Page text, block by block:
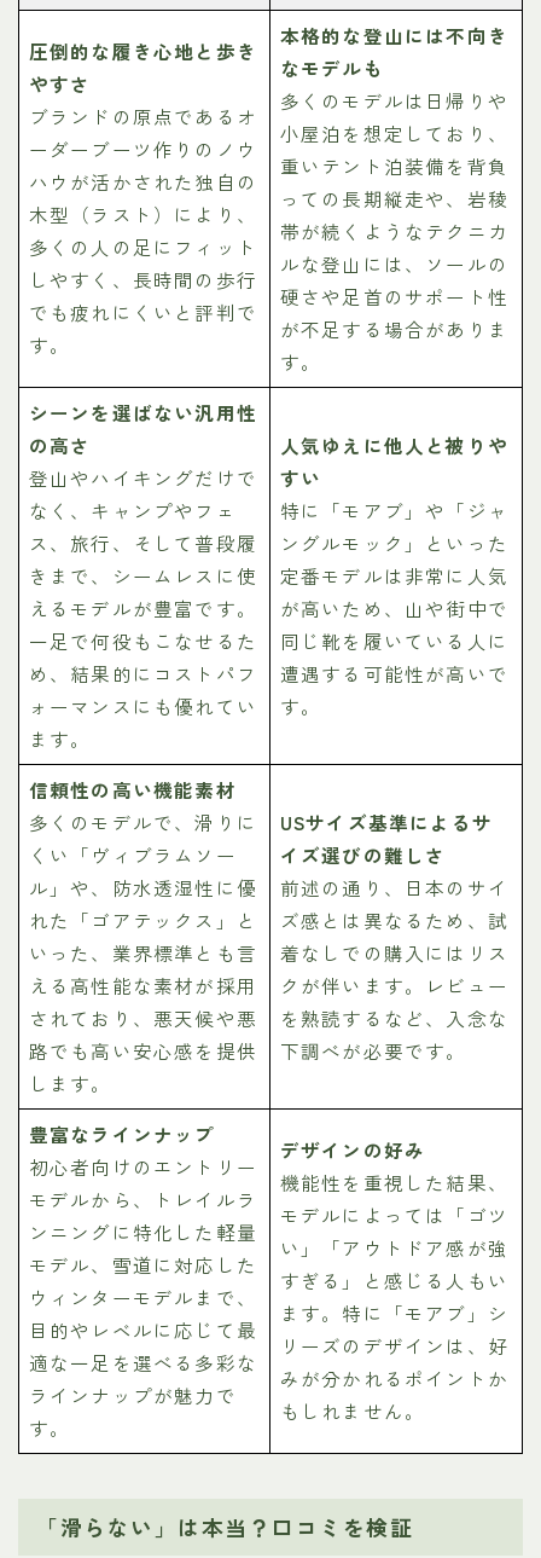
圧倒的な履き心地と歩き
やすさ
ブランドの原点であるオ
ーダーブーツ作りのノウ
ハウが活かされた独自の
木型（ラスト）により、
多くの人の足にフィット
しやすく、長時間の歩行
でも疲れにくいと評判で
す。
本格的な登山には不向き
なモデルも
多くのモデルは日帰りや
小屋泊を想定しており、
重いテント泊装備を背負
っての長期縦走や、岩稜
帯が続くようなテクニカ
ルな登山には、ソールの
硬さや足首のサポート性
が不足する場合がありま
す。
シーンを選ばない汎用性
の高さ
登山やハイキングだけで
なく、キャンプやフェ
ス、旅行、そして普段履
きまで、シームレスに使
えるモデルが豊富です。
一足で何役もこなせるた
め、結果的にコストパフ
ォーマンスにも優れてい
ます。
人気ゆえに他人と被りや
すい
特に「モアブ」や「ジャ
ングルモック」といった
定番モデルは非常に人気
が高いため、山や街中で
同じ靴を履いている人に
遭遇する可能性が高いで
す。
信頼性の高い機能素材
多くのモデルで、滑りに
くい「ヴィブラムソー
ル」や、防水透湿性に優
れた「ゴアテックス」と
いった、業界標準とも言
える高性能な素材が採用
されており、悪天候や悪
路でも高い安心感を提供
します。
USサイズ基準によるサ
イズ選びの難しさ
前述の通り、日本のサイ
ズ感とは異なるため、試
着なしでの購入にはリス
クが伴います。レビュー
を熟読するなど、入念な
下調べが必要です。
豊富なラインナップ
初心者向けのエントリー
モデルから、トレイルラ
ンニングに特化した軽量
モデル、雪道に対応した
ウィンターモデルまで、
目的やレベルに応じて最
適な一足を選べる多彩な
ラインナップが魅力で
す。
デザインの好み
機能性を重視した結果、
モデルによっては「ゴツ
い」「アウトドア感が強
すぎる」と感じる人もい
ます。特に「モアブ」シ
リーズのデザインは、好
みが分かれるポイントか
もしれません。
「滑らない」は本当？口コミを検証